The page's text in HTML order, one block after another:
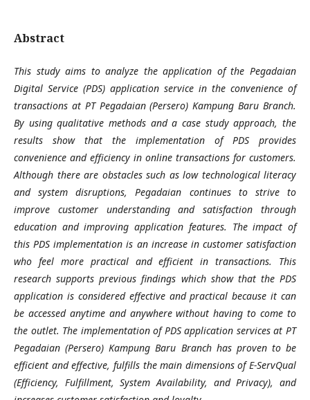
Abstract
This study aims to analyze the application of the Pegadaian
Digital Service (PDS) application service in the convenience of
transactions at PT Pegadaian (Persero) Kampung Baru Branch.
By using qualitative methods and a case study approach, the
results show that the implementation of PDS provides
convenience and efficiency in online transactions for customers.
Although there are obstacles such as low technological literacy
and system disruptions, Pegadaian continues to strive to
improve customer understanding and satisfaction through
education and improving application features. The impact of
this PDS implementation is an increase in customer satisfaction
who feel more practical and efficient in transactions. This
research supports previous findings which show that the PDS
application is considered effective and practical because it can
be accessed anytime and anywhere without having to come to
the outlet. The implementation of PDS application services at PT
Pegadaian (Persero) Kampung Baru Branch has proven to be
efficient and effective, fulfills the main dimensions of E-ServQual
(Efficiency, Fulfillment, System Availability, and Privacy), and